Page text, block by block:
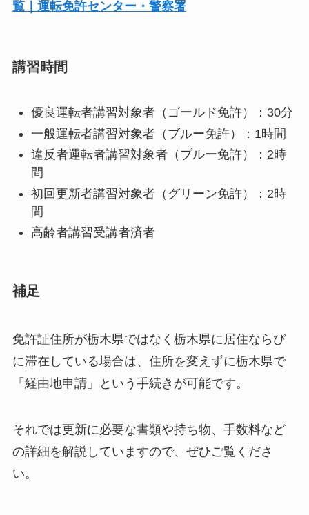
覧｜運転免許センター・警察署
講習時間
優良運転者講習対象者（ゴールド免許）：30分
一般運転者講習対象者（ブルー免許）：1時間
違反者運転者講習対象者（ブルー免許）：2時
間
初回更新者講習対象者（グリーン免許）：2時
間
高齢者講習受講者済者
補足
免許証住所が栃木県ではなく栃木県に居住ならび
に滞在している場合は、住所を変えずに栃木県で
「経由地申請」という手続きが可能です。
それでは更新に必要な書類や持ち物、手数料など
の詳細を解説していますので、ぜひご覧くださ
い。